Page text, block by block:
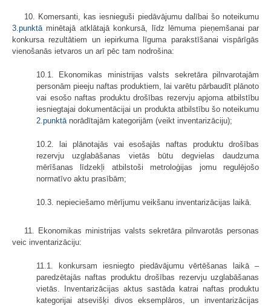
10. Komersanti, kas iesnieguši piedāvājumu dalībai šo noteikumu
3.punktā minētajā atklātajā konkursā, līdz lēmuma pieņemšanai par
konkursa rezultātiem un iepirkuma līguma parakstīšanai vispārīgās
vienošanās ietvaros un arī pēc tam nodrošina:
10.1. Ekonomikas ministrijas valsts sekretāra pilnvarotajām
personām pieeju naftas produktiem, lai varētu pārbaudīt plānoto
vai esošo naftas produktu drošības rezervju apjoma atbilstību
iesniegtajai dokumentācijai un produkta atbilstību šo noteikumu
2.punktā norādītajām kategorijām (veikt inventarizāciju);
10.2. lai plānotajās vai esošajās naftas produktu drošības
rezervju uzglabāšanas vietās būtu degvielas daudzuma
mērīšanas līdzekļi atbilstoši metroloģijas jomu regulējošo
normatīvo aktu prasībām;
10.3. nepieciešamo mērījumu veikšanu inventarizācijas laikā.
11. Ekonomikas ministrijas valsts sekretāra pilnvarotās personas
veic inventarizāciju:
11.1. konkursam iesniegto piedāvājumu vērtēšanas laikā –
paredzētajās naftas produktu drošības rezervju uzglabāšanas
vietās. Inventarizācijas aktus sastāda katrai naftas produktu
kategorijai atsevišķi divos eksemplāros, un inventarizācijas